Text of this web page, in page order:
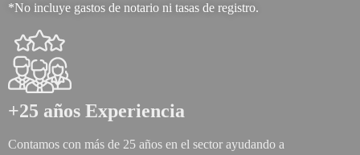
*No incluye gastos de notario ni tasas de registro.
+25 años Experiencia
Contamos con más de 25 años en el sector ayudando a